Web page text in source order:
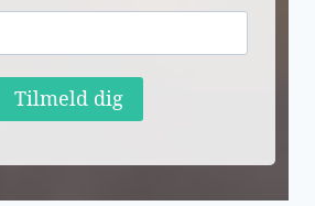
Tilmeld dig